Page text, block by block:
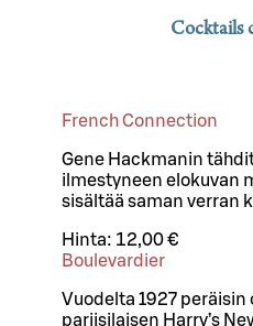
Cocktails
French Connection
Gene Hackmanin
ilmestyneen elokuvan
sisältää saman verran
Hinta: 12,00 €
Boulevardier
Vuodelta 1927 peräisin
pariisilaisen Harry’s